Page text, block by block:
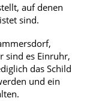
auf denen
sind.
sind es Einruhr,
das Schild
und ein